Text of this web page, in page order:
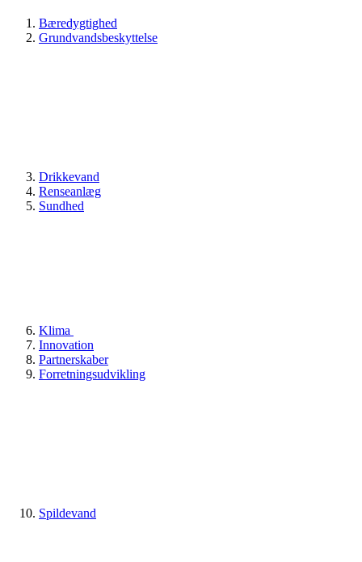
Bæredygtighed
Grundvandsbeskyttelse
Drikkevand
Renseanlæg
Sundhed
Klima
Innovation
Partnerskaber
Forretningsudvikling
Spildevand